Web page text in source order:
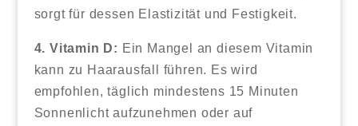
sorgt für dessen Elastizität und Festigkeit.
4. Vitamin D: Ein Mangel an diesem Vitamin
kann zu Haarausfall führen. Es wird
empfohlen, täglich mindestens 15 Minuten
Sonnenlicht aufzunehmen oder auf